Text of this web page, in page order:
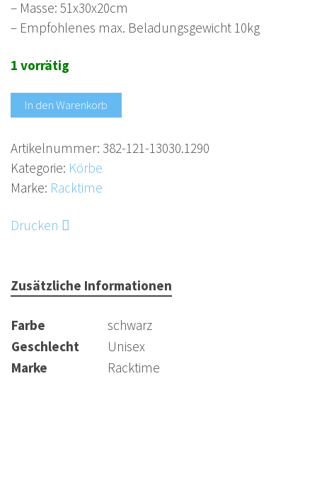
– Masse: 51x30x20cm
– Empfohlenes max. Beladungsgewicht 10kg
1 vorrätig
In den Warenkorb
Artikelnummer: 382-121-13030.1290
Kategorie: Körbe
Marke: Racktime
Drucken
Zusätzliche Informationen
Farbe
schwarz
Geschlecht
Unisex
Marke
Racktime